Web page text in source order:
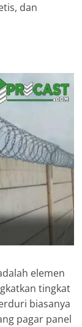
dan
elemen
tingkat
biasanya
pagar panel